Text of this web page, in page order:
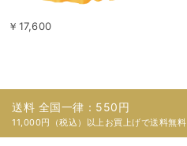
￥17,600
送料 全国一律：550円
11,000円（税込）以上お買上げで送料無料